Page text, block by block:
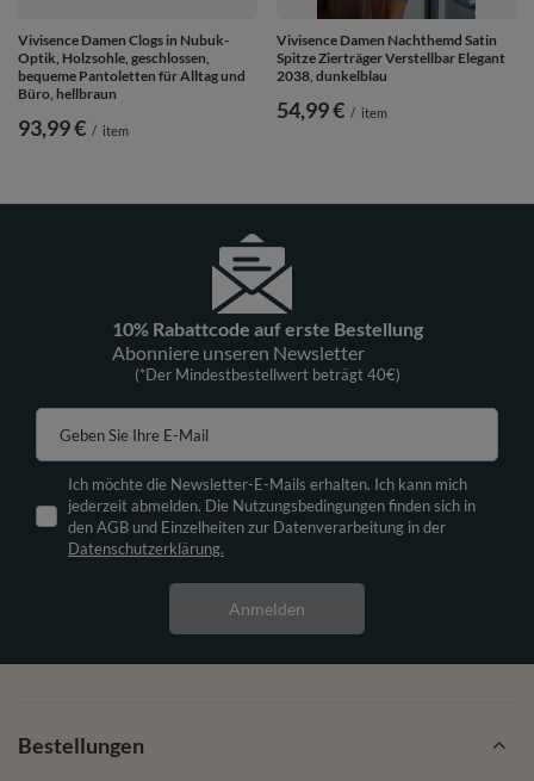
Vivisence Damen Clogs in Nubuk-
Optik, Holzsohle, geschlossen,
bequeme Pantoletten für Alltag und
Büro, hellbraun
93,99 € / item
Vivisence Damen Nachthemd Satin
Spitze Zierträger Verstellbar Elegant
2038, dunkelblau
54,99 € / item
10% Rabattcode auf erste Bestellung
Abonniere unseren Newsletter
(*Der Mindestbestellwert beträgt 40€)
Geben Sie Ihre E-Mail
Ich möchte die Newsletter-E-Mails erhalten. Ich kann mich
jederzeit abmelden. Die Nutzungsbedingungen finden sich in
den AGB und Einzelheiten zur Datenverarbeitung in der
Datenschutzerklärung.
Anmelden
Bestellungen